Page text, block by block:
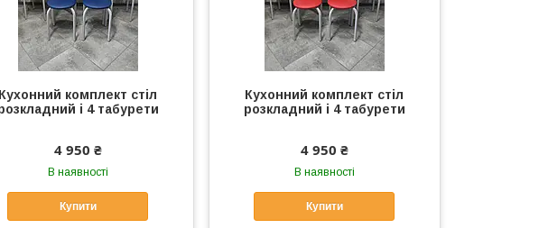
Кухонний комплект стіл
і 4 табурети
4 950 ₴
В наявності
Купити
Кухонний комплект стіл
розкладний і 4 табурети
4 950 ₴
В наявності
Купити